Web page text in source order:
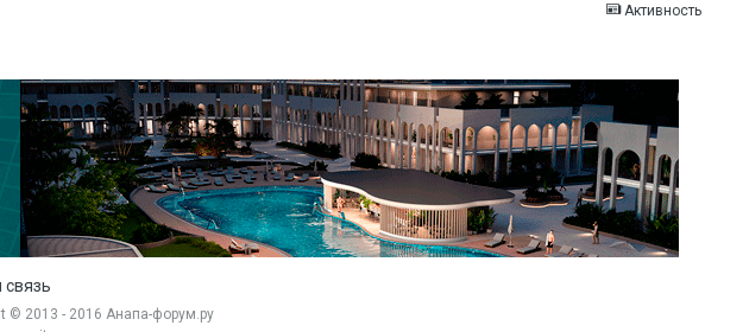
Активность
© 2013 - 2016 Анапа-форум.ру